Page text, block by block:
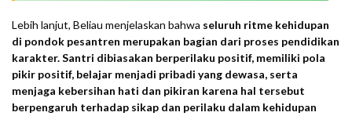
Lebih lanjut, Beliau menjelaskan bahwa seluruh ritme kehidupan
di pondok pesantren merupakan bagian dari proses pendidikan
karakter. Santri dibiasakan berperilaku positif, memiliki pola
pikir positif, belajar menjadi pribadi yang dewasa, serta
menjaga kebersihan hati dan pikiran karena hal tersebut
berpengaruh terhadap sikap dan perilaku dalam kehidupan